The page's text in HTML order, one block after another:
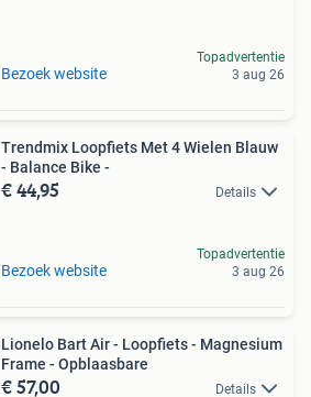
Bezoek website
Topadvertentie
3 aug 26
Trendmix Loopfiets Met 4 Wielen Blauw
- Balance Bike -
€ 44,95 Details
Bezoek website
Topadvertentie
3 aug 26
Lionelo Bart Air - Loopfiets - Magnesium
Frame - Opblaasbare
€ 57,00 Details